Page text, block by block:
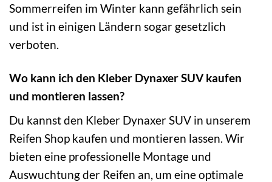
Sommerreifen im Winter kann gefährlich sein
und ist in einigen Ländern sogar gesetzlich
verboten.
Wo kann ich den Kleber Dynaxer SUV kaufen
und montieren lassen?
Du kannst den Kleber Dynaxer SUV in unserem
Reifen Shop kaufen und montieren lassen. Wir
bieten eine professionelle Montage und
Auswuchtung der Reifen an, um eine optimale